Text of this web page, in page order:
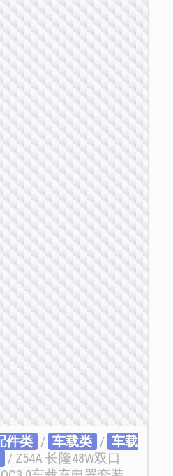
件类 / 车载类 / 车载
/ Z54A 长隆48W双口